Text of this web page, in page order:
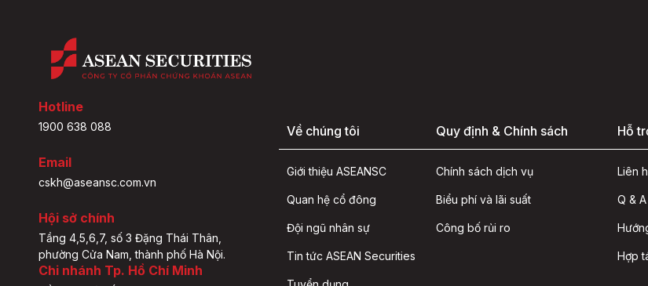
Hotline
1900 638 088
Email
cskh@aseansc.com.vn
Hội sở chính
Tầng 4,5,6,7, số 3 Đặng Thái Thân,
phường Cửa Nam, thành phố Hà Nội.
Chi nhánh Tp. Hồ Chí Minh
Về chúng tôi
Giới thiệu ASEANSC
Quan hệ cổ đông
Đội ngũ nhân sự
Tin tức ASEAN Securities
Quy định & Chính sách
Chính sách dịch vụ
Biểu phí và lãi suất
Công bố rủi ro
Hỗ
Liên
Q & A
Hợp